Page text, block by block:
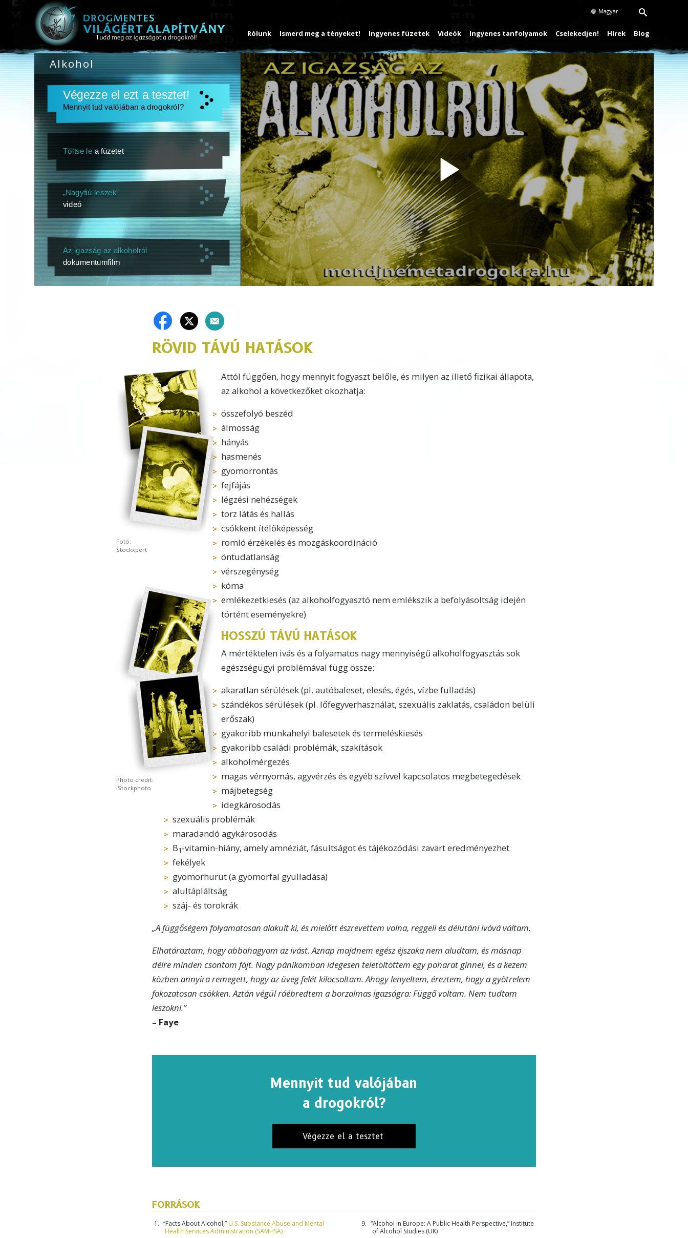
Magyar
Rólunk Ismerd meg a tényeket! Ingyenes füzetek Videók Ingyenes tanfolyamok Cselekedjen! Hírek Blog
Play
Video
Alkohol
Végezze el ezt a tesztet!
Mennyit tud valójában a drogokról?
Töltse le a füzetet
„Nagyfiú leszek”
videó
Az igazság az alkoholról
dokumentumfilm
RÖVID TÁVÚ HATÁSOK
Fotó:
Stockxpert
Photo credit:
iStockphoto
Attól függően, hogy mennyit fogyaszt belőle, és milyen az illető fizikai állapota,
az alkohol a következőket okozhatja:
összefolyó beszéd
álmosság
hányás
hasmenés
gyomorrontás
fejfájás
légzési nehézségek
torz látás és hallás
csökkent ítélőképesség
romló érzékelés és mozgáskoordináció
öntudatlanság
vérszegénység
kóma
emlékezetkiesés (az alkoholfogyasztó nem emlékszik a befolyásoltság idején
történt eseményekre)
HOSSZÚ TÁVÚ HATÁSOK
A mértéktelen ivás és a folyamatos nagy mennyiségű alkoholfogyasztás sok
egészségügyi problémával függ össze:
akaratlan sérülések (pl. autóbaleset, elesés, égés, vízbe fulladás)
szándékos sérülések (pl. lőfegyverhasználat, szexuális zaklatás, családon belüli
erőszak)
gyakoribb munkahelyi balesetek és termeléskiesés
gyakoribb családi problémák, szakítások
alkoholmérgezés
magas vérnyomás, agyvérzés és egyéb szívvel kapcsolatos megbetegedések
májbetegség
idegkárosodás
szexuális problémák
maradandó agykárosodás
B1-vitamin-hiány, amely amnéziát, fásultságot és tájékozódási zavart eredményezhet
fekélyek
gyomorhurut (a gyomorfal gyulladása)
alultápláltság
száj- és torokrák
„A függőségem folyamatosan alakult ki, és mielőtt észrevettem volna, reggeli és délutáni ivóvá váltam.
Elhatároztam, hogy abbahagyom az ivást. Aznap majdnem egész éjszaka nem aludtam, és másnap
délre minden csontom fájt. Nagy pánikomban idegesen teletöltöttem egy poharat ginnel, és a kezem
közben annyira remegett, hogy az üveg felét kilocsoltam. Ahogy lenyeltem, éreztem, hogy a gyötrelem
fokozatosan csökken. Aztán végül ráébredtem a borzalmas igazságra: Függő voltam. Nem tudtam
leszokni.”
– Faye
Mennyit tud valójában
a drogokról?
Végezze el a tesztet
FORRÁSOK
“Facts About Alcohol,” U.S. Substance Abuse and Mental
Health Services Administration (SAMHSA)
“Alcohol in Europe: A Public Health Perspective,” Institute
of Alcohol Studies (UK)
IRATKOZZON FEL HÍREKRE, ÉS TUDJA MEG,
HOGYAN SEGÍTHET
legfrissebb híreket e‑mailben.
FELIRATKOZÁS